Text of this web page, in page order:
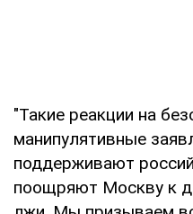
"Такие реакции на
манипулятивные
поддерживают
поощряют Москву к